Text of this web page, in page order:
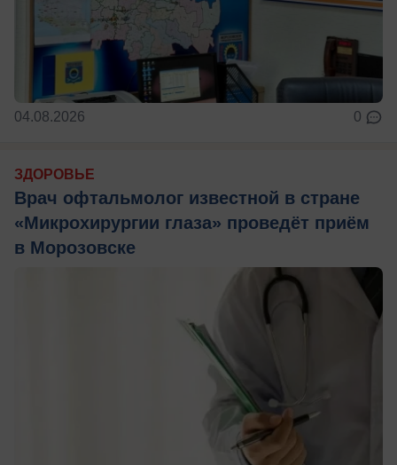
04.08.2026 0
ЗДОРОВЬЕ
Врач офтальмолог известной в стране
«Микрохирургии глаза» проведёт приём
в Морозовске